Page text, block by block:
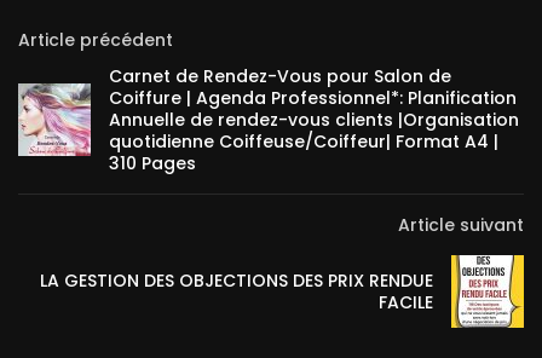
Article précédent
Carnet de Rendez-Vous pour Salon de
Coiffure | Agenda Professionnel*: Planification
Annuelle de rendez-vous clients |Organisation
quotidienne Coiffeuse/Coiffeur| Format A4 |
310 Pages
Article suivant
LA GESTION DES OBJECTIONS DES PRIX RENDUE
FACILE